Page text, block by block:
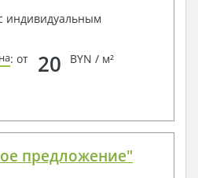
индивидуальным
: от 20 BYN / м²
предложение"